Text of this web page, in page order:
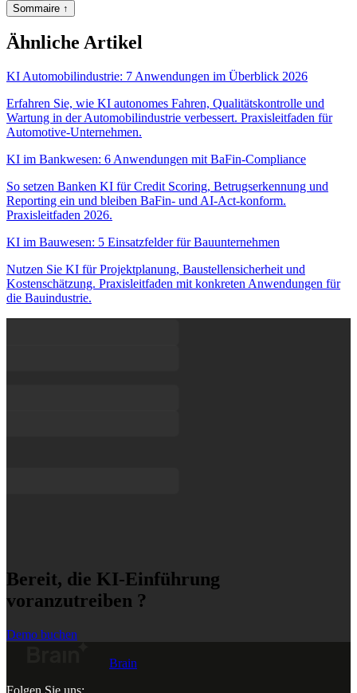
Sommaire ↑
Ähnliche Artikel
KI Automobilindustrie: 7 Anwendungen im Überblick 2026
Erfahren Sie, wie KI autonomes Fahren, Qualitätskontrolle und
Wartung in der Automobilindustrie verbessert. Praxisleitfaden für
Automotive-Unternehmen.
KI im Bankwesen: 6 Anwendungen mit BaFin-Compliance
So setzen Banken KI für Credit Scoring, Betrugserkennung und
Reporting ein und bleiben BaFin- und AI-Act-konform.
Praxisleitfaden 2026.
KI im Bauwesen: 5 Einsatzfelder für Bauunternehmen
Nutzen Sie KI für Projektplanung, Baustellensicherheit und
Kostenschätzung. Praxisleitfaden mit konkreten Anwendungen für
die Bauindustrie.
Bereit, die KI-Einführung
voranzutreiben ?
Demo buchen
Brain